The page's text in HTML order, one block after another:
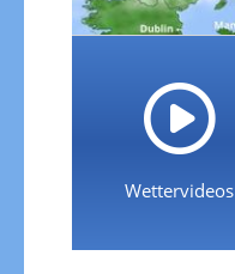
Wettervideos